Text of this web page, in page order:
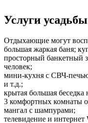
Услуги
Отдыхающие могут
большая жаркая баня;
просторный банкетный
человек;
мини-кухня с СВЧ-
и т.д.;
крытая большая беседка
3 комфортных комнаты
мангал с шампурами;
телевидение и интернет